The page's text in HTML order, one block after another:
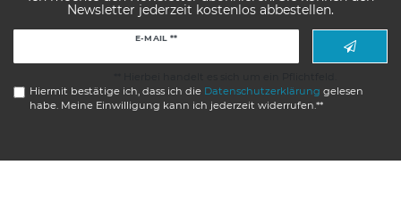
Newsletter jederzeit kostenlos abbestellen.
E-MAIL **
Hiermit bestätige ich, dass ich die Daten­schutz­erklärung gelesen
habe. Meine Einwilligung kann ich jederzeit widerrufen.**